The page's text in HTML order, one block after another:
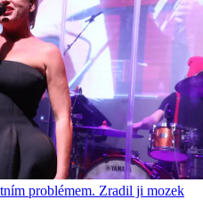
problémem. Zradil ji mozek